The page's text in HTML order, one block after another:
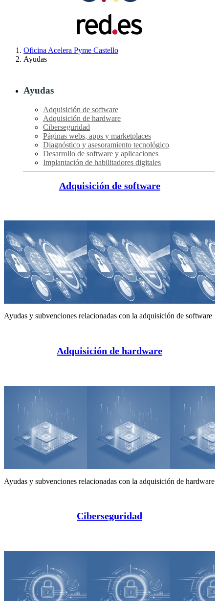
Oficina Acelera Pyme Castello
Ayudas
Ayudas
Adquisición de software
Adquisición de hardware
Ciberseguridad
Páginas webs, apps y marketplaces
Diagnóstico y asesoramiento tecnológico
Desarrollo de software y aplicaciones
Implantación de habilitadores digitales
Adquisición de software
Ayudas y subvenciones relacionadas con la adquisición de software
Adquisición de hardware
Ayudas y subvenciones relacionadas con la adquisición de hardware
Ciberseguridad